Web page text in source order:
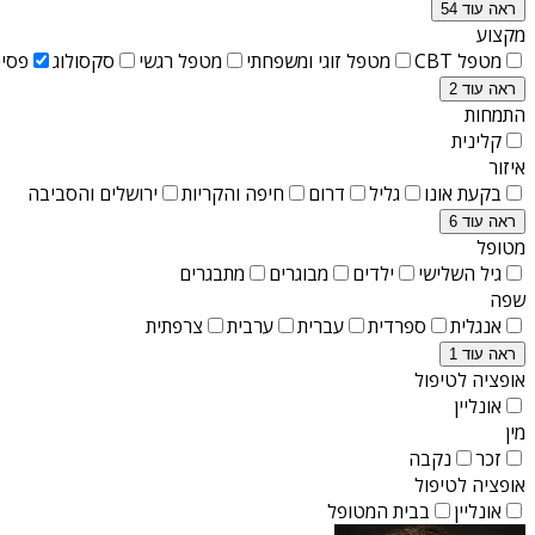
ראה עוד 54
מקצוע
מטפל CBT
מטפל זוגי ומשפחתי מטפל רגשי סקסולוג
ראה עוד 2
התמחות
קלינית
איזור
בקעת אונו
גליל דרום חיפה והקריות ירושלים והסביבה
ראה עוד 6
מטופל
גיל השלישי
ילדים מבוגרים
מתבגרים
שפה
אנגלית
ספרדית עברית ערבית צרפתית
ראה עוד 1
אופציה לטיפול
אונליין
מין
זכר
נקבה
אופציה לטיפול
אונליין
בבית המטופל